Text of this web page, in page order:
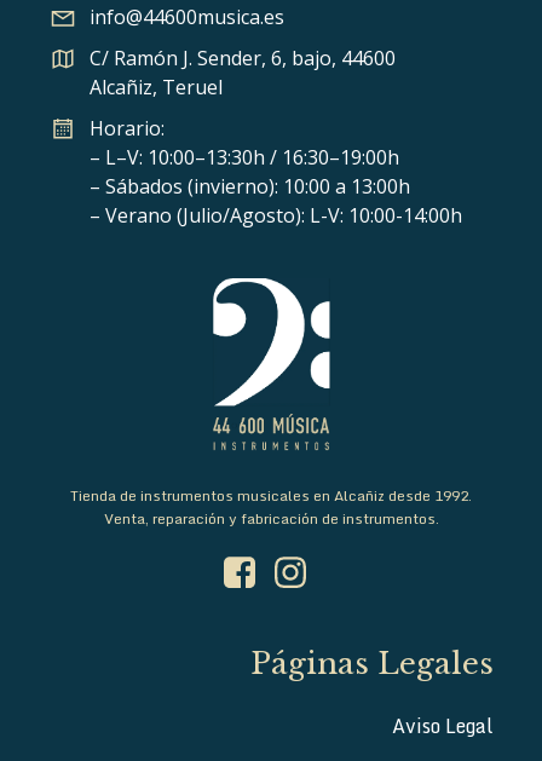
info@44600musica.es
C/ Ramón J. Sender, 6, bajo, 44600
Alcañiz, Teruel
Horario:
– L–V: 10:00–13:30h / 16:30–19:00h
– Sábados (invierno): 10:00 a 13:00h
– Verano (Julio/Agosto): L-V: 10:00-14:00h
Tienda de instrumentos musicales en Alcañiz desde 1992.
Venta, reparación y fabricación de instrumentos.
Páginas Legales
Aviso Legal